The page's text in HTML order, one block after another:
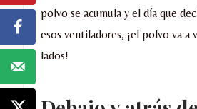
polvo se acumula y el día que
esos ventiladores, ¡el polvo va a
lados!